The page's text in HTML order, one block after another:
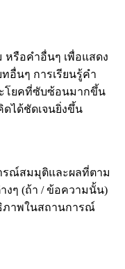
รือคําอื่นๆ เพื่อแสดง
อื่นๆ การเรียนรู้คํา
โยคที่ซับซ้อนมากขึ้น
ได้ชัดเจนยิ่งขึ้น
รณ์สมมุติและผลที่ตาม
งๆ (ถ้า / ข้อความนั้น)
ภาพในสถานการณ์